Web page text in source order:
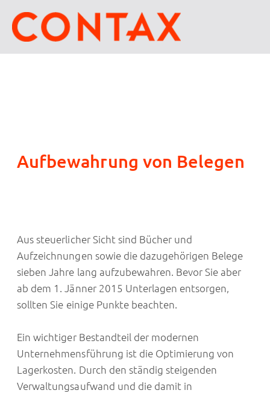
Aufbewahrung von Belegen
Aus steuerlicher Sicht sind Bücher und
Aufzeichnungen sowie die dazugehörigen Belege
sieben Jahre lang aufzubewahren. Bevor Sie aber
ab dem 1. Jänner 2015 Unterlagen entsorgen,
sollten Sie einige Punkte beachten.
Ein wichtiger Bestandteil der modernen
Unternehmensführung ist die Optimierung von
Lagerkosten. Durch den ständig steigenden
Verwaltungsaufwand und die damit in